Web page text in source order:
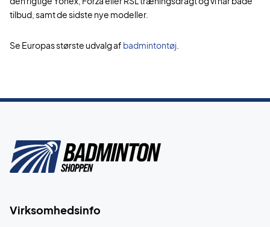
tilbud, samt de sidste nye modeller.
Se Europas største udvalg af badmintontøj
Virksomhedsinfo